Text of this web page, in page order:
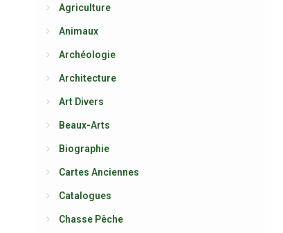
Agriculture
Animaux
Archéologie
Architecture
Art Divers
Beaux-Arts
Biographie
Cartes Anciennes
Catalogues
Chasse Pêche